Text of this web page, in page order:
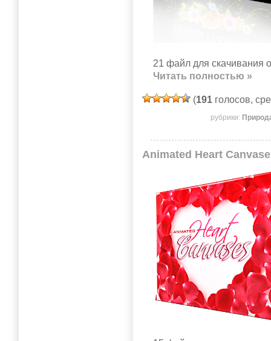
21 файл для скачивания
Читать полностью »
(191 голосов,
рубрики:
Animated Heart